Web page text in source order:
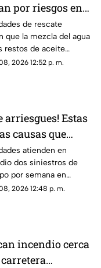
por riesgos en
tras las
lluvias
de rescate
que la mezcla del agua
restos de aceite
en la calle provoca
2026 12:52 p. m.
arriesgues! Estas
causas que
incendios en
atienden en
dos siniestros de
por semana en
La falta de
2026 12:48 p. m.
incendio cerca